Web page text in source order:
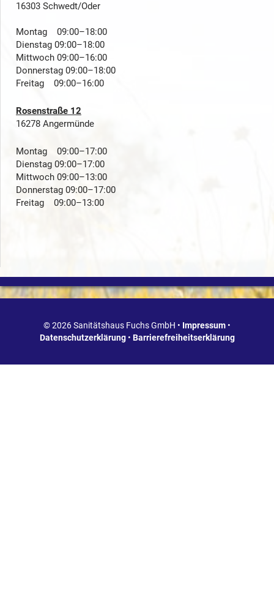
16303 Schwedt/Oder
Montag 09:00–18:00
Dienstag 09:00–18:00
Mittwoch 09:00–16:00
Donnerstag 09:00–18:00
Freitag 09:00–16:00
Rosenstraße 12
16278 Angermünde
Montag 09:00–17:00
Dienstag 09:00–17:00
Mittwoch 09:00–13:00
Donnerstag 09:00–17:00
Freitag 09:00–13:00
© 2026 Sanitätshaus Fuchs GmbH • Impressum •
Datenschutzerklärung• Barrierefreiheitserklärung